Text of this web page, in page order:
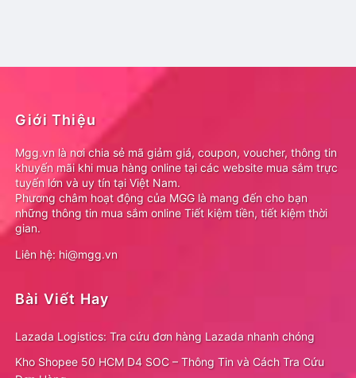
Giới Thiệu
Mgg.vn là nơi chia sẻ mã giảm giá, coupon, voucher, thông tin
khuyến mãi khi mua hàng online tại các website mua sắm trực
tuyến lớn và uy tín tại Việt Nam.
Phương châm hoạt động của MGG là mang đến cho bạn
những thông tin mua sắm online Tiết kiệm tiền, tiết kiệm thời
gian.
Liên hệ: hi@mgg.vn
Bài Viết Hay
Lazada Logistics: Tra cứu đơn hàng Lazada nhanh chóng
Kho Shopee 50 HCM D4 SOC – Thông Tin và Cách Tra Cứu